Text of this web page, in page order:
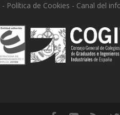
- Política de Cookies - Canal del